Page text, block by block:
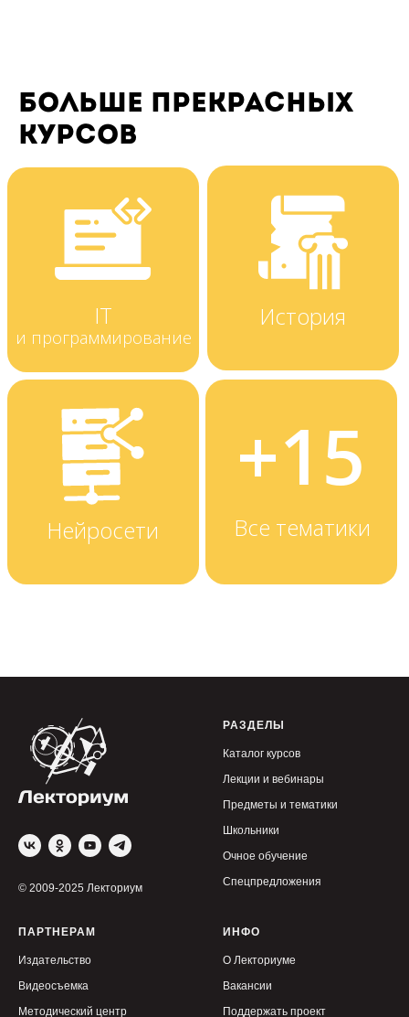
больше прекрасных
курсов
© 2009-2025 Лекториум
РАЗДЕЛЫ
Каталог курсов
Лекции и вебинары
Предметы и тематики
Школьники
Очное обучение
Спецпредложения
ПАРТНЕРАМ
Издательство
Видеосъемка
Методический центр
ИНФО
О Лекториуме
Вакансии
Поддержать проект